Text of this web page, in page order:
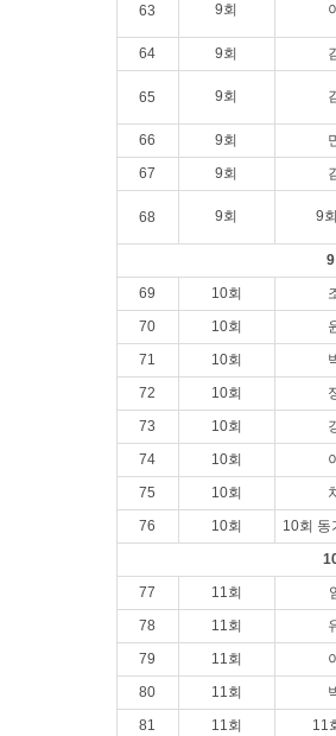
63 9회
64 9회
65 9회
66 9회
67
9회
68 9회 9
69
10회
70
10회
71
10회
72
10회
73
10회
74
10회
75
10회
76
10회
10회 동
77
11회
78
11회
79
11회
80
11회
81
11회 11